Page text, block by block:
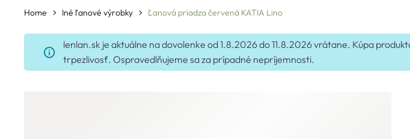
Home Iné ľanové výrobky Ľanová priadza červená KATIA Lino
lenlan.sk je aktuálne na dovolenke od 1.8.2026 do 11.8.2026 vrátane. Kúpa
trpezlivosť. Ospravedlňujeme sa za prípadné nepríjemnosti.